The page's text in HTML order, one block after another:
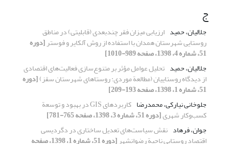
ج
جلالیان، حمید ارزیابی میزان فقر چندبعدی (قابلیتی) در مناطق
روستایی شهرستان همدان با استفاده از روش آلکایر و فوستر[دوره
51، شماره 4، 1398، صفحه 989-1010]
جلالیان، حمید تحلیل عوامل مؤثر بر متنوع‌سازی فعالیت‌های اقتصادی
از دیدگاه روستاییان (مطالعة موردی: روستاهای شهرستان سقز)[دوره
51، شماره 1، 1398، صفحه 193-209]
جلوخانی نیارکی، محمدرضا
کاربردهای GIS در بهبود و توسعة
کسب‌وکار شهری[دوره 51، شماره 3، 1398، صفحه 765-781]
جوان، فرهاد نقش سیاست‌های تعدیل ساختاری در دگردیسی
اقتصاد روستایی ناحیة رضوانشهر [دوره 51، شماره 1، 1398، صفحه